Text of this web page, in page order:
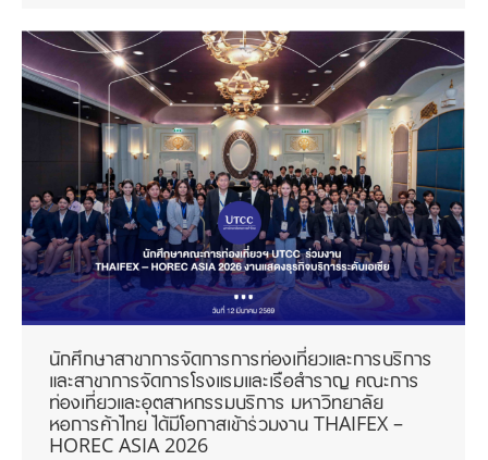
นักศึกษาสาขาการจัดการการท่องเที่ยวและการบริการ
และสาขาการจัดการโรงแรมและเรือสำราญ คณะการ
ท่องเที่ยวและอุตสาหกรรมบริการ มหาวิทยาลัย
หอการค้าไทย ได้มีโอกาสเข้าร่วมงาน THAIFEX –
HOREC ASIA 2026